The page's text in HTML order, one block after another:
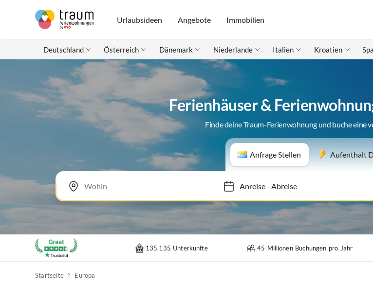
Urlaubsideen Angebote Immobilien
Deutschland Österreich Dänemark Niederlande Italien Kroatien
Ferienhäuser &
Finde deine Traum-Ferienwohnung und buche eine
Anfrage Stellen Aufenthalt
Anreise- Abreise
135.135 Unterkünfte 45 Millionen Buchungen pro Jahr
Startseite Europa